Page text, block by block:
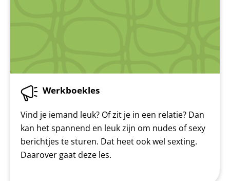
Werkboekles
Vind je iemand leuk? Of zit je in een relatie? Dan
kan het spannend en leuk zijn om nudes of sexy
berichtjes te sturen. Dat heet ook wel sexting.
Daarover gaat deze les.